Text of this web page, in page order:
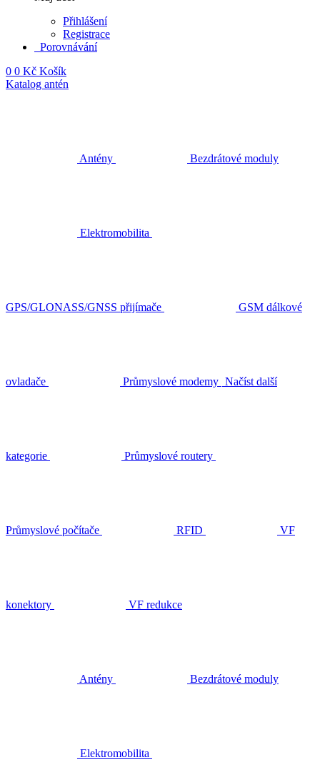
Přihlášení
Registrace
Porovnávání
0 0 Kč Košík
Katalog antén
Antény Bezdrátové moduly
Elektromobilita
GPS/GLONASS/GNSS přijímače GSM dálkové
ovladače Průmyslové modemy Načíst další
kategorie Průmyslové routery
Průmyslové počítače RFID VF
konektory VF redukce
Antény Bezdrátové moduly
Elektromobilita